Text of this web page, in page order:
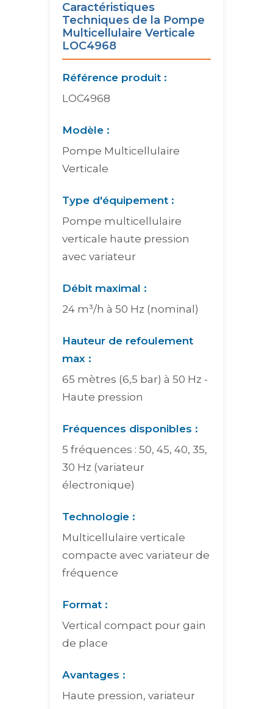
Caractéristiques
Techniques de la Pompe
Multicellulaire Verticale
LOC4968
Référence produit :
LOC4968
Modèle :
Pompe Multicellulaire
Verticale
Type d'équipement :
Pompe multicellulaire
verticale haute pression
avec variateur
Débit maximal :
24 m³/h à 50 Hz (nominal)
Hauteur de refoulement
max :
65 mètres (6,5 bar) à 50 Hz -
Haute pression
Fréquences disponibles :
5 fréquences : 50, 45, 40, 35,
30 Hz (variateur
électronique)
Technologie :
Multicellulaire verticale
compacte avec variateur de
fréquence
Format :
Vertical compact pour gain
de place
Avantages :
Haute pression, variateur